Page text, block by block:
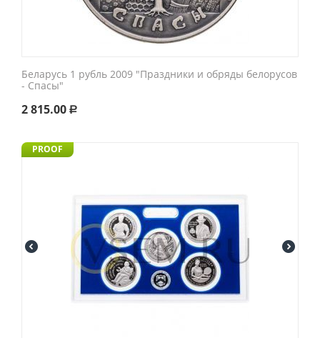
Беларусь 1 рубль 2009 "Праздники и обряды белорусов
- Спасы"
2 815.00 Р
PROOF